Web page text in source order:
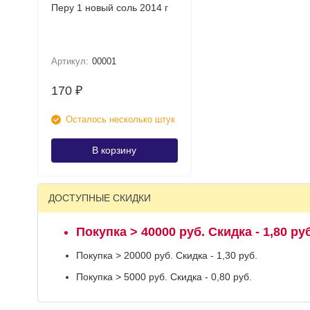
Перу 1 новый соль 2014 г
Артикул: 00001
170 ₽
Осталось несколько штук
В корзину
ДОСТУПНЫЕ СКИДКИ
Покупка > 40000 руб. Скидка - 1,80
Покупка > 20000 руб. Скидка - 1,30 руб.
Покупка > 5000 руб. Скидка - 0,80 руб.